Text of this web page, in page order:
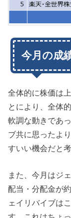
今月の成
全体的に株価は
とにより、全体
軟調な動きであ
ブ共に思ったよ
すいい機会だと
また、今月はジ
配当・分配金が
ェイリバイブは